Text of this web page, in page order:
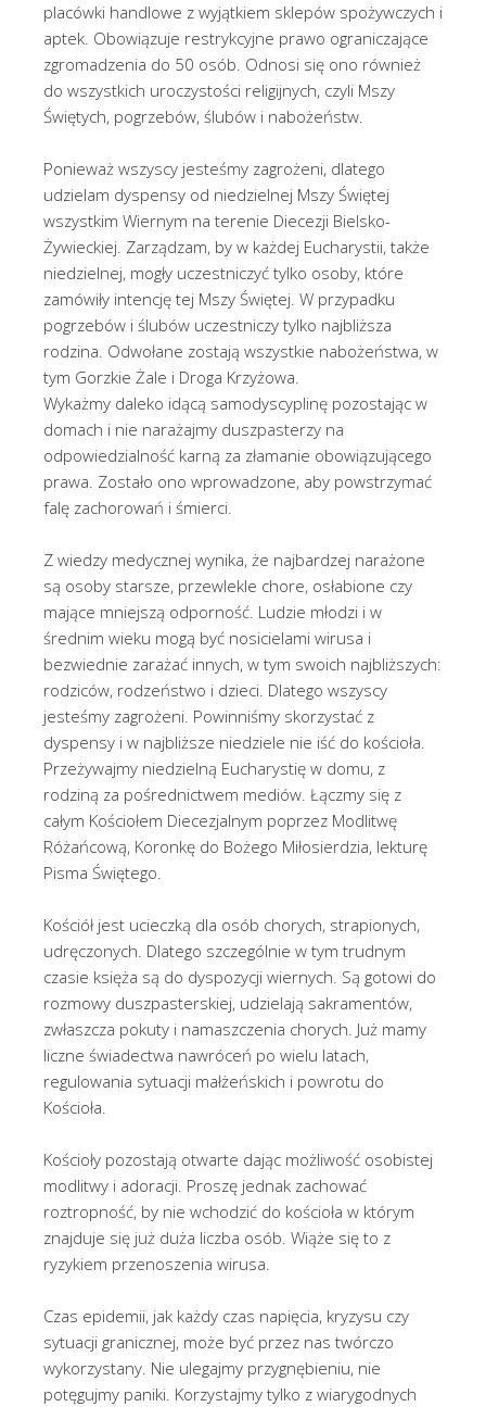
placówki handlowe z wyjątkiem sklepów spożywczych i
aptek. Obowiązuje restrykcyjne prawo ograniczające
zgromadzenia do 50 osób. Odnosi się ono również
do wszystkich uroczystości religijnych, czyli Mszy
Świętych, pogrzebów, ślubów i nabożeństw.
Ponieważ wszyscy jesteśmy zagrożeni, dlatego
udzielam dyspensy od niedzielnej Mszy Świętej
wszystkim Wiernym na terenie Diecezji Bielsko-
Żywieckiej. Zarządzam, by w każdej Eucharystii, także
niedzielnej, mogły uczestniczyć tylko osoby, które
zamówiły intencję tej Mszy Świętej. W przypadku
pogrzebów i ślubów uczestniczy tylko najbliższa
rodzina. Odwołane zostają wszystkie nabożeństwa, w
tym Gorzkie Żale i Droga Krzyżowa.
Wykażmy daleko idącą samodyscyplinę pozostając w
domach i nie narażajmy duszpasterzy na
odpowiedzialność karną za złamanie obowiązującego
prawa. Zostało ono wprowadzone, aby powstrzymać
falę zachorowań i śmierci.
Z wiedzy medycznej wynika, że najbardzej narażone
są osoby starsze, przewlekle chore, osłabione czy
mające mniejszą odporność. Ludzie młodzi i w
średnim wieku mogą być nosicielami wirusa i
bezwiednie zarażać innych, w tym swoich najbliższych:
rodziców, rodzeństwo i dzieci. Dlatego wszyscy
jesteśmy zagrożeni. Powinniśmy skorzystać z
dyspensy i w najbliższe niedziele nie iść do kościoła.
Przeżywajmy niedzielną Eucharystię w domu, z
rodziną za pośrednictwem mediów. Łączmy się z
całym Kościołem Diecezjalnym poprzez Modlitwę
Różańcową, Koronkę do Bożego Miłosierdzia, lekturę
Pisma Świętego.
Kościół jest ucieczką dla osób chorych, strapionych,
udręczonych. Dlatego szczególnie w tym trudnym
czasie księża są do dyspozycji wiernych. Są gotowi do
rozmowy duszpasterskiej, udzielają sakramentów,
zwłaszcza pokuty i namaszczenia chorych. Już mamy
liczne świadectwa nawróceń po wielu latach,
regulowania sytuacji małżeńskich i powrotu do
Kościoła.
Kościoły pozostają otwarte dając możliwość osobistej
modlitwy i adoracji. Proszę jednak zachować
roztropność, by nie wchodzić do kościoła w którym
znajduje się już duża liczba osób. Wiąże się to z
ryzykiem przenoszenia wirusa.
Czas epidemii, jak każdy czas napięcia, kryzysu czy
sytuacji granicznej, może być przez nas twórczo
wykorzystany. Nie ulegajmy przygnębieniu, nie
potęgujmy paniki. Korzystajmy tylko z wiarygodnych